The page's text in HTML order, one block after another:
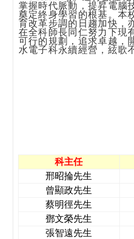
掌握時代脈動，提昇電腦
奠定終身學習的根基。 本
育改革步調的日趨加快，
在全科師長同仁努力下現
可行的規劃，追求卓越，
水電子科永續經營，絃歌
科主任
邢昭掄先生
曾顯政先生
蔡明徑先生
鄧文榮先生
張智遠先生